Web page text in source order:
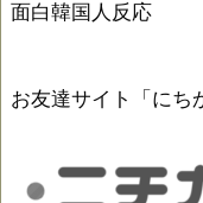
面白韓国人反応
お友達サイト「に